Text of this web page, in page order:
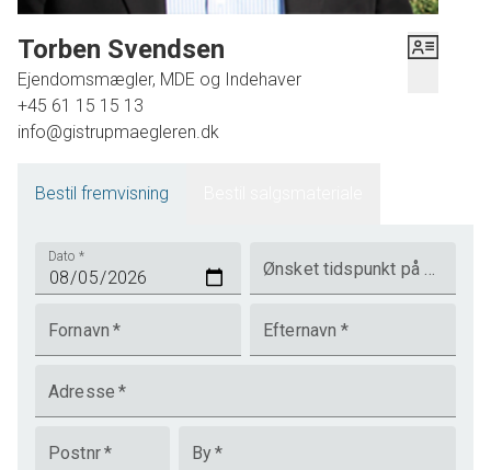
Torben Svendsen
Ejendomsmægler, MDE og Indehaver
+45 61 15 15 13
info@gistrupmaegleren.dk
Bestil fremvisning
Dato *
Ønsket tidspunkt på dagen
Fornavn * Efternavn *
Adresse *
Postnr* By*